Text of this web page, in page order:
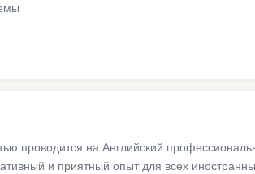
проводится на Английский
и приятный опыт для всех